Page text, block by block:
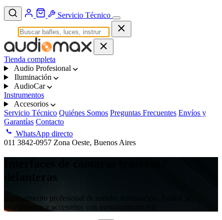
Servicio Técnico
Tienda completa
Audio Profesional
Iluminación
AudioCar
Instrumentos
Accesorios
Servicio Técnico Quiénes Somos Preguntas Frecuentes Envíos y
Garantías Contacto
WhatsApp directo
011 3842-0957 Zona Oeste, Buenos Aires
delanteras
Equipamiento profesional de sonido, iluminación, AudioCar,
instrumentos y accesorios con asesoramiento real.